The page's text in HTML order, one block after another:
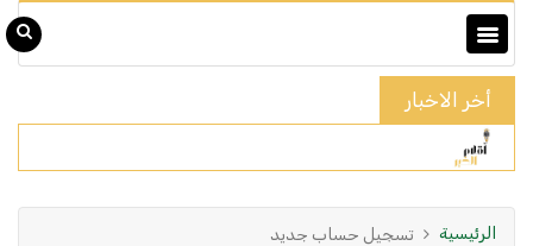
أخر الاخبار
الرئيسية تسجيل حساب جديد